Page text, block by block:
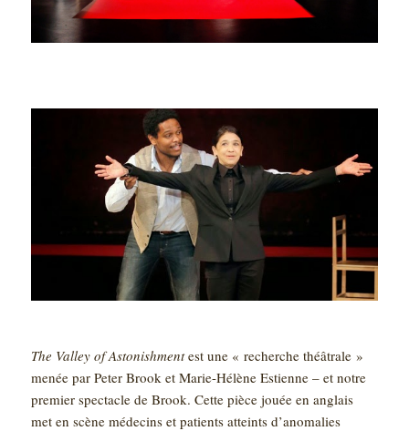
The Valley of Astonishmentest une « recherche théâtrale »
menée par Peter Brook et Marie-Hélène Estienne – et notre
premier spectacle de Brook. Cette pièce jouée en anglais
met en scène médecins et patients atteints d’anomalies